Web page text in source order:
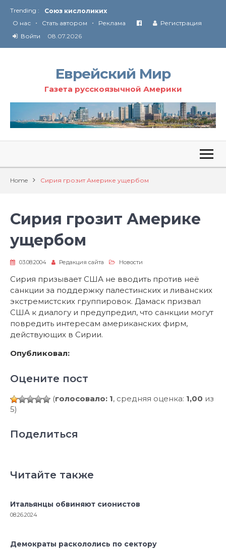
Trending :
Союз кислоликих
Соглашение США с Ираном
Технология Революции в Иране
О нас • Стать автором • Реклама
Регистрация
Войти
08.07.2026
Еврейский Мир
Газета русскоязычной Америки
Home Сирия грозит Америке ущербом
Сирия грозит Америке
ущербом
03.08.2004 Редакция сайта Новости
Сирия призывает США не вводить против неё
санкции за поддержку палестинских и ливанских
экстремистских группировок. Дамаск призвал
США к диалогу и предупредил, что санкции могут
повредить интересам американских фирм,
действующих в Сирии.
Опубликовал:
Оцените пост
(голосовало: 1, средняя оценка: 1,00 из
5)
Поделиться
Читайте также
Итальянцы обвиняют сионистов
08.26.2024
Демократы раскололись по сектору